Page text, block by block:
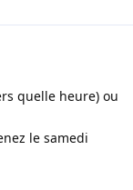
quelle heure) ou
le samedi